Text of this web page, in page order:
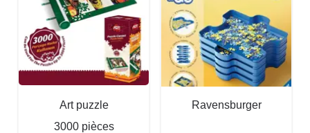
Art puzzle
3000 pièces
Ravensburger